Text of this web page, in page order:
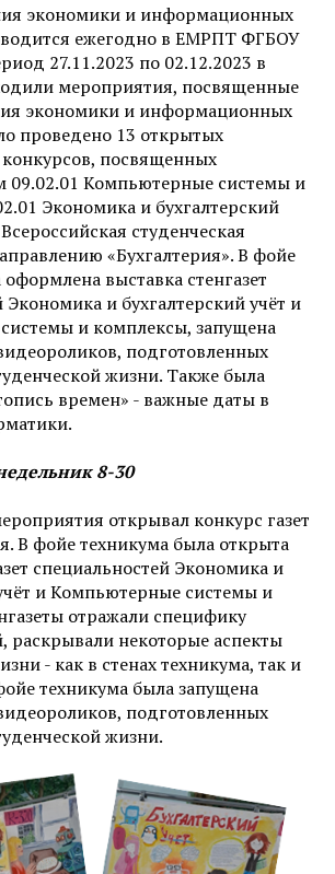
экономики и информационных
ежегодно в ЕМРПТ ФГБОУ
27.11.2023 по 02.12.2023 в
мероприятия, посвященные
экономики и информационных
проведено 13 открытых
посвященных
09.02.01 Компьютерные системы и
Экономика и бухгалтерский
студенческая
«Бухгалтерия». В фойе
выставка стенгазет
Экономика и бухгалтерский учёт и
и комплексы, запущена
подготовленных
жизни. Также была
времен» - важные даты в
8-30
открывал конкурс газет
В фойе техникума была открыта
специальностей Экономика и
и Компьютерные системы и
отражали специфику
раскрывали некоторые аспекты
- как в стенах техникума, так и
техникума была запущена
подготовленных
жизни.